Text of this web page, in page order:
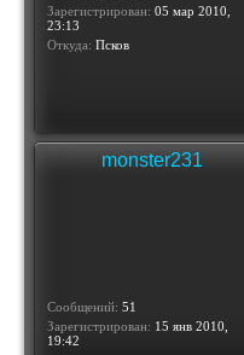
Зарегистрирован: 05 мар 2010,
23:13
Откуда: Псков
monster231
Сообщений: 51
Зарегистрирован: 15 янв 2010,
19:42